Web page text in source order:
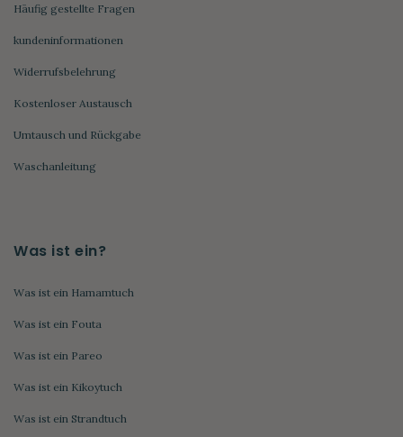
Häufig gestellte Fragen
kundeninformationen
Widerrufsbelehrung
Kostenloser Austausch
Umtausch und Rückgabe
Waschanleitung
Was ist ein?
Was ist ein Hamamtuch
Was ist ein Fouta
Was ist ein Pareo
Was ist ein Kikoytuch
Was ist ein Strandtuch